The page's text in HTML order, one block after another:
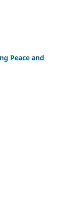
Peace and